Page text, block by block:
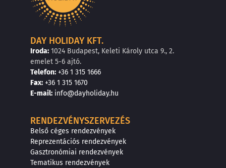
DAY HOLIDAY KFT.
Iroda: 1024 Budapest, Keleti Károly utca 9., 2.
emelet 5-6 ajtó.
Telefon: +36 1 315 1666
Fax: +36 1 315 1670
E-mail: info@dayholiday.hu
RENDEZVÉNYSZERVEZÉS
Belső céges rendezvények
Reprezentációs rendezvények
Gasztronómiai rendezvények
Tematikus rendezvények